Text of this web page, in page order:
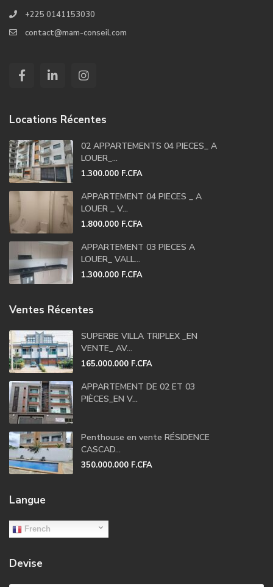
+225 0141153030
contact@mam-conseil.com
Locations Récentes
02 APPARTEMENTS 04 PIECES_ A
LOUER_...
1.300.000 F.CFA
APPARTEMENT 04 PIECES _ A
LOUER _ V...
1.800.000 F.CFA
APPARTEMENT 03 PIECES A
LOUER_ VALL...
1.300.000 F.CFA
Ventes Récentes
SUPERBE VILLA TRIPLEX _EN
VENTE_ AV...
165.000.000 F.CFA
APPARTEMENT DE 02 ET 03
PIÈCES_EN V...
Penthouse en vente RÉSIDENCE
CASCAD...
350.000.000 F.CFA
Langue
French
Devise